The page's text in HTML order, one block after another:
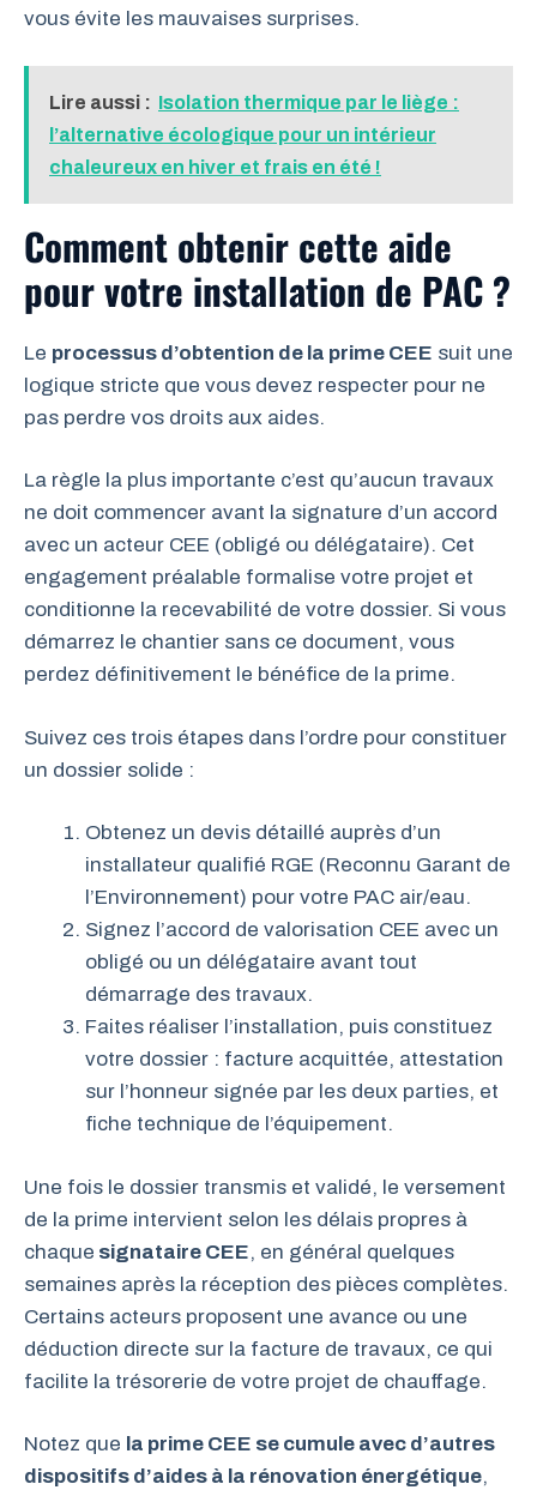
vous évite les mauvaises surprises.
Lire aussi : Isolation thermique par le liège :
l’alternative écologique pour un intérieur
chaleureux en hiver et frais en été !
Comment obtenir cette aide
pour votre installation de PAC ?
Le processus d’obtention de la prime CEE suit une
logique stricte que vous devez respecter pour ne
pas perdre vos droits aux aides.
La règle la plus importante c’est qu’aucun travaux
ne doit commencer avant la signature d’un accord
avec un acteur CEE (obligé ou délégataire). Cet
engagement préalable formalise votre projet et
conditionne la recevabilité de votre dossier. Si vous
démarrez le chantier sans ce document, vous
perdez définitivement le bénéfice de la prime.
Suivez ces trois étapes dans l’ordre pour constituer
un dossier solide :
Obtenez un devis détaillé auprès d’un
installateur qualifié RGE (Reconnu Garant de
l’Environnement) pour votre PAC air/eau.
Signez l’accord de valorisation CEE avec un
obligé ou un délégataire avant tout
démarrage des travaux.
Faites réaliser l’installation, puis constituez
votre dossier : facture acquittée, attestation
sur l’honneur signée par les deux parties, et
fiche technique de l’équipement.
Une fois le dossier transmis et validé, le versement
de la prime intervient selon les délais propres à
chaque signataire CEE, en général quelques
semaines après la réception des pièces complètes.
Certains acteurs proposent une avance ou une
déduction directe sur la facture de travaux, ce qui
facilite la trésorerie de votre projet de chauffage.
Notez que la prime CEE se cumule avec d’autres
dispositifs d’aides à la rénovation énergétique,